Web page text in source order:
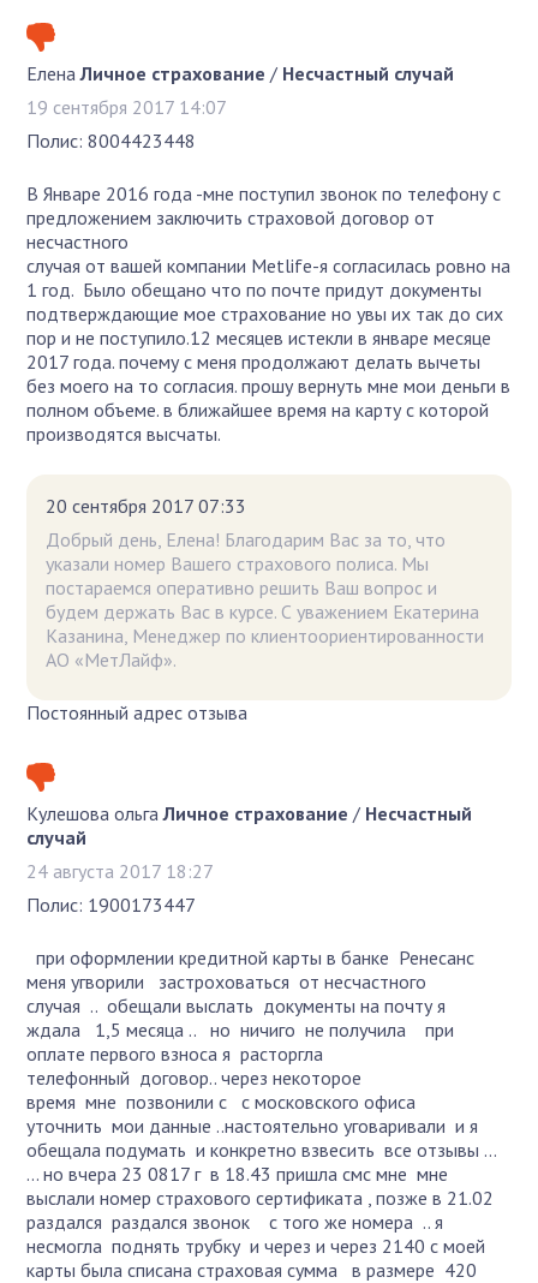
Елена Личное страхование / Несчастный случай
19 сентября 2017 14:07
Полис: 8004423448
В Январе 2016 года -мне поступил звонок по телефону с
предложением заключить страховой договор от
несчастного
случая от вашей компании Metlife-я согласилась ровно на
1 год. Было обещано что по почте придут документы
подтверждающие мое страхование но увы их так до сих
пор и не поступило.12 месяцев истекли в январе месяце
2017 года. почему с меня продолжают делать вычеты
без моего на то согласия. прошу вернуть мне мои деньги в
полном объеме. в ближайшее время на карту с которой
производятся высчаты.
20 сентября 2017 07:33
Добрый день, Елена! Благодарим Вас за то, что
указали номер Вашего страхового полиса. Мы
постараемся оперативно решить Ваш вопрос и
будем держать Вас в курсе. С уважением Екатерина
Казанина, Менеджер по клиентоориентированности
АО «МетЛайф».
Постоянный адрес отзыва
Кулешова ольга Личное страхование / Несчастный
случай
24 августа 2017 18:27
Полис: 1900173447
при оформлении кредитной карты в банке Ренесанс
меня угворили застроховаться от несчастного
случая .. обещали выслать документы на почту я
ждала 1,5 месяца .. но ничиго не получила при
оплате первого взноса я расторгла
телефонный договор.. через некоторое
время мне позвонили с с московского офиса
уточнить мои данные ..настоятельно уговаривали и я
обещала подумать и конкретно взвесить все отзывы ...
... но вчера 23 0817 г в 18.43 пришла смс мне мне
выслали номер страхового сертификата , позже в 21.02
раздался раздался звонок с того же номера .. я
несмогла поднять трубку и через и через 2140 с моей
карты была списана страховая сумма в размере 420